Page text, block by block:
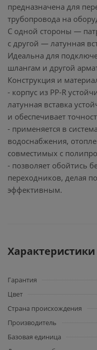
предназначена для
трубопровода на
С одной стороны —
с другой — латунная
Идеальна для
шлангам и другой
Конструкция и
- корпус из PP-R
латунная вставка
и обеспечивает
- применяется в
водоснабжения,
совместимых с
- позволяет обойтись
переходников, делая
эффективным.
Характеристики
Гарантия
Цвет
Страна происхождения
Производитель
Базовая единица